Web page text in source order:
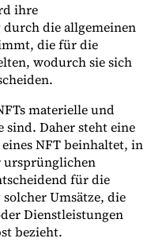
Sie einen Experten
ihre
die allgemeinen
die für die
wodurch sie sich
materielle und
Daher steht eine
NFT beinhaltet, in
ursprünglichen
für die
Umsätze, die
Dienstleistungen
bezieht.